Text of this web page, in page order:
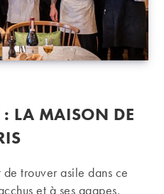
: LA MAISON DE
trouver asile dans ce
et à ses agapes,